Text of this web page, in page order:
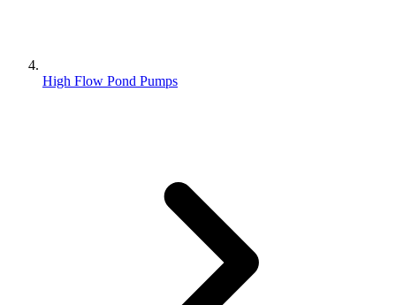
High Flow Pond Pumps